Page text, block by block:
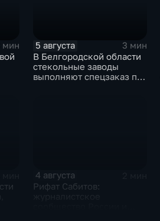
мин
5 августа
3 мин
В Белгородской области
стекольные заводы
выполняют спецзаказ по
4 августа
Рифат Сабитов: